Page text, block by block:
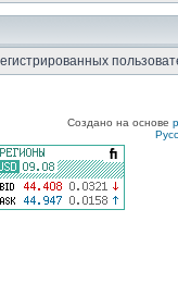
Создано на основе